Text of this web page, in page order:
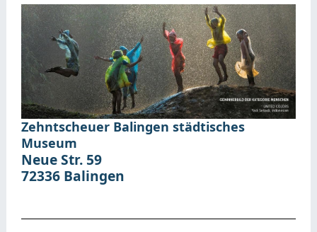
Zehntscheuer Balingen städtisches
Museum
Neue Str. 59
72336 Balingen